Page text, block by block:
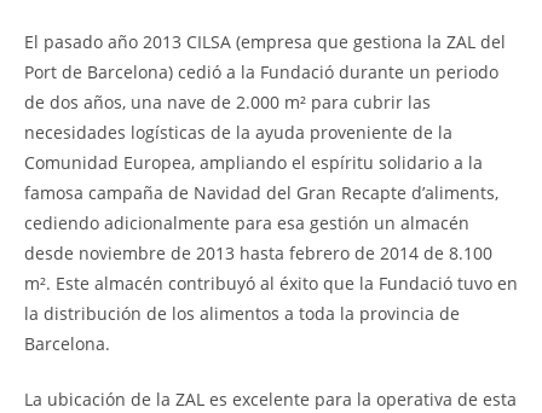
El pasado año 2013 CILSA (empresa que gestiona la ZAL del
Port de Barcelona) cedió a la Fundació durante un periodo
de dos años, una nave de 2.000 m² para cubrir las
necesidades logísticas de la ayuda proveniente de la
Comunidad Europea, ampliando el espíritu solidario a la
famosa campaña de Navidad del Gran Recapte d’aliments,
cediendo adicionalmente para esa gestión un almacén
desde noviembre de 2013 hasta febrero de 2014 de 8.100
m². Este almacén contribuyó al éxito que la Fundació tuvo en
la distribución de los alimentos a toda la provincia de
Barcelona.
La ubicación de la ZAL es excelente para la operativa de esta